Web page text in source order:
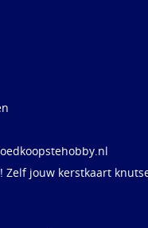
Zelf jouw kerstkaart